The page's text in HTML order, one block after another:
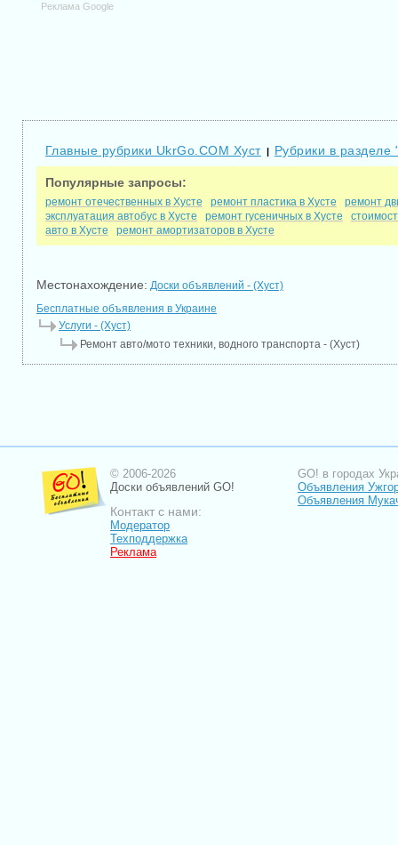
Реклама Google
Главные рубрики UkrGo.COM Хуст | Рубрики в разделе
Популярные запросы:
ремонт отечественных в Хусте ремонт пластика в Хусте
ремонт
эксплуатация автобус в Хусте
ремонт гусеничных в Хусте
авто в Хусте
ремонт амортизаторов в Хусте
Местонахождение: Доски объявлений - (Хуст)
Бесплатные объявления в Украине
Услуги - (Хуст)
Ремонт авто/мото техники, водного транспорта - (Хуст)
© 2006-2026
Доски объявлений GO!
Контакт с нами:
Модератор
Техподдержка
Реклама
GO! в городах
Объявления
Объявления